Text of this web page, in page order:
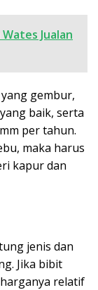
Jualan
gembur,
baik, serta
per tahun.
maka harus
kapur dan
jenis dan
Jika bibit
relatif